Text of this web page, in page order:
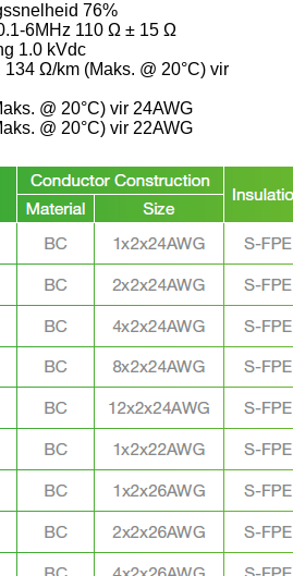
76%
6MHz 110 Ω ± 15 Ω
1.0 kVdc
Ω/km (Maks. @ 20°C) vir
@ 20°C) vir 24AWG
@ 20°C) vir 22AWG